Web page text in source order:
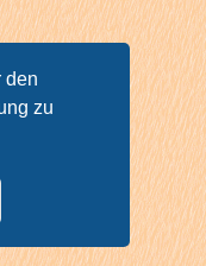
den
zu